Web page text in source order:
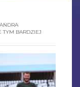
TYM BARDZIEJ